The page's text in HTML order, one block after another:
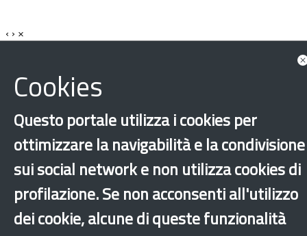
‹ › ×
Cookies
Questo portale utilizza i cookies per
ottimizzare la navigabilità e la condivisione
sui social network e non utilizza cookies di
profilazione. Se non acconsenti all'utilizzo
dei cookie, alcune di queste funzionalità
Dichiarazione di accessibilità